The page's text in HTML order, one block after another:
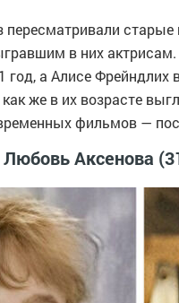
пересматривали
в них
год, а Алисе
же в их возрасте
фильмов —
Аксенова